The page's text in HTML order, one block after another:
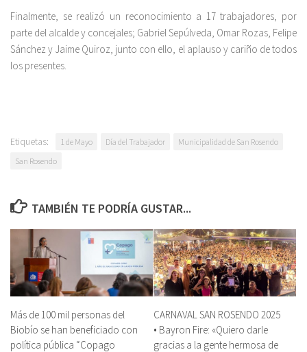
Finalmente, se realizó un reconocimiento a 17 trabajadores, por
parte del alcalde y concejales; Gabriel Sepúlveda, Omar Rozas, Felipe
Sánchez y Jaime Quiroz, junto con ello, el aplauso y cariño de todos
los presentes.
Etiquetas: 1 de Mayo Día del Trabajador
Municipalidad de San Rosendo
San Rosendo
TAMBIÉN TE PODRÍA GUSTAR...
Más de 100 mil personas del
Biobío se han beneficiado con
política pública “Copago
CARNAVAL SAN ROSENDO 2025
• Bayron Fire: «Quiero darle
gracias a la gente hermosa de